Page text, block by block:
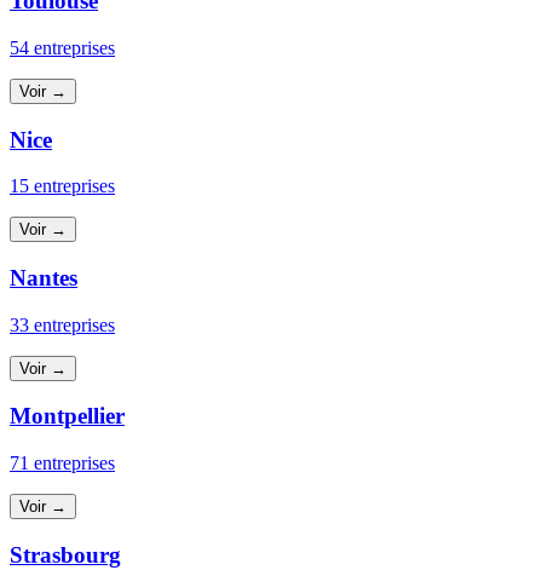
54 entreprises
Voir →
Nice
15 entreprises
Voir →
Nantes
33 entreprises
Voir →
Montpellier
71 entreprises
Voir →
Strasbourg